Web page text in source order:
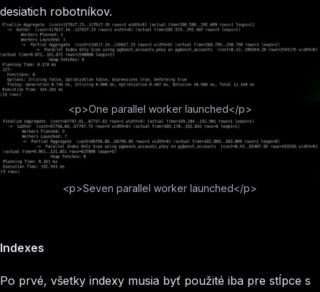
desiatich robotníkov.
<p>One parallel worker launched</p>
<p>Seven parallel worker launched</p>
Indexes
Po prvé, všetky indexy musia byť použité iba pre stĺpce s